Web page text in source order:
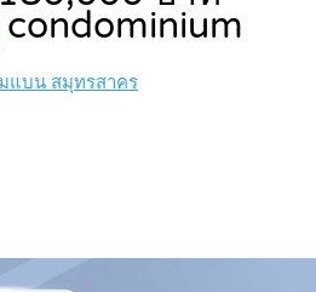
condominium
แบน สมุทรสาคร